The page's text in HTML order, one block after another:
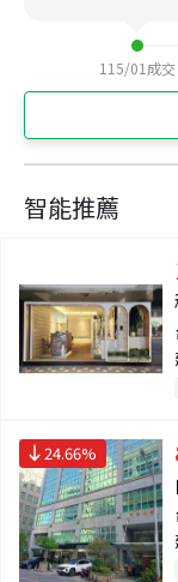
115/01 成交
智能推薦
24.66%